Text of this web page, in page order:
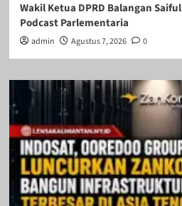
Wakil Ketua DPRD Balangan
Podcast Parlementaria
admin Agustus 7, 2026 0